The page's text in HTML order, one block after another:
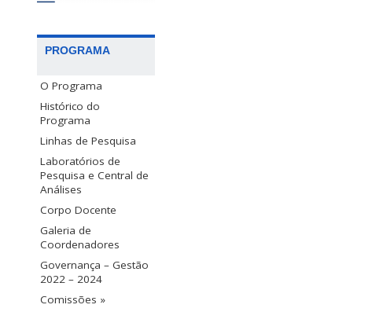
PROGRAMA
O Programa
Histórico do
Programa
Linhas de Pesquisa
Laboratórios de
Pesquisa e Central de
Análises
Corpo Docente
Galeria de
Coordenadores
Governança – Gestão
2022 – 2024
Comissões »